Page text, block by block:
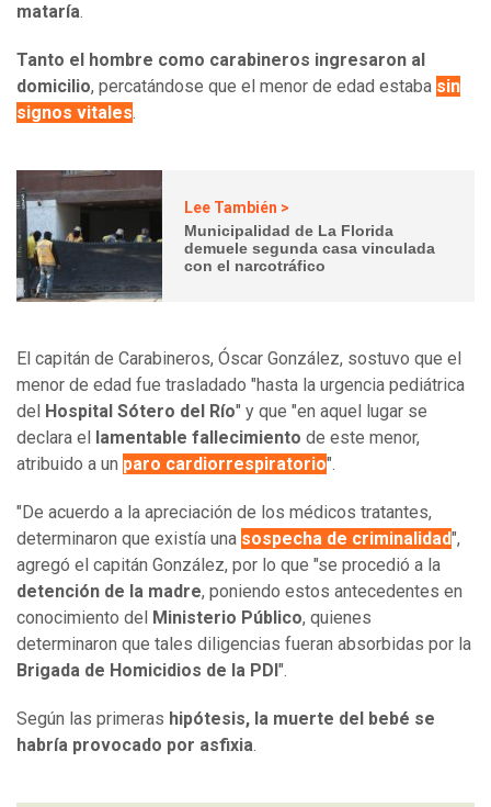
mataría.
Tanto el hombre como carabineros ingresaron al
domicilio, percatándose que el menor de edad estaba sin
signos vitales.
Lee También >
Municipalidad de La Florida
demuele segunda casa vinculada
con el narcotráfico
El capitán de Carabineros, Óscar González, sostuvo que el
menor de edad fue trasladado "hasta la urgencia pediátrica
del
Hospital Sótero del Río" y que "en aquel lugar se
declara el
lamentable fallecimiento de este menor,
atribuido a un paro cardiorrespiratorio".
"De acuerdo a la apreciación de los médicos tratantes,
determinaron que existía una sospecha de criminalidad",
agregó el capitán González, por lo que "se procedió a la
detención de la madre, poniendo estos antecedentes en
conocimiento del
Ministerio Público, quienes
determinaron que tales diligencias fueran absorbidas por la
Brigada de Homicidios de la PDI ".
Según las primeras hipótesis, la muerte del bebé se
habría provocado por asfixia.